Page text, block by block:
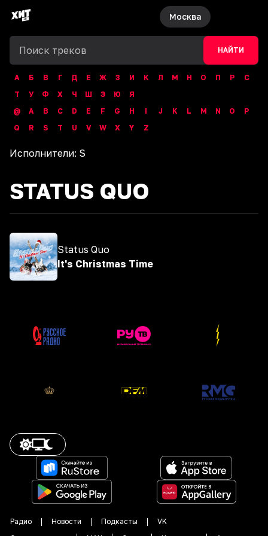
Москва
НАЙТИ
А Б В Г Д Е Ж З И К Л М Н О П Р
С
Т
У Ф Х Ч Ш Э Ю
Я
@
A B C D E F G H I J K L M N O
P
Q
R S T U V W X Y Z
Исполнители: S
STATUS QUO
Status Quo
It's Christmas Time
Радио Новости Подкасты
VK